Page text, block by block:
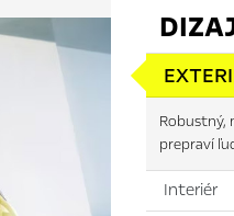
Robustný,
prepraví
Interiér